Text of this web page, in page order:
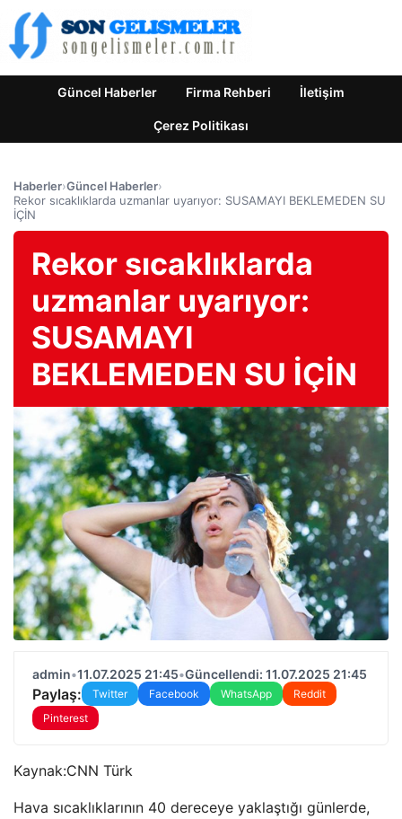
Güncel Haberler Firma Rehberi İletişim
Çerez Politikası
Haberler›Güncel Haberler›
Rekor sıcaklıklarda uzmanlar uyarıyor: SUSAMAYI BEKLEMEDEN SU
İÇİN
Rekor sıcaklıklarda
uzmanlar uyarıyor:
SUSAMAYI
BEKLEMEDEN SU İÇİN
admin•11.07.2025 21:45•Güncellendi: 11.07.2025 21:45
Paylaş: Twitter Facebook WhatsApp
Reddit
Pinterest
Kaynak:CNN Türk
Hava sıcaklıklarının 40 dereceye yaklaştığı günlerde,